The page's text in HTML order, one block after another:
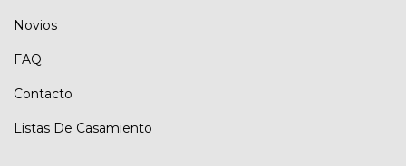
Novios
FAQ
Contacto
Listas De Casamiento